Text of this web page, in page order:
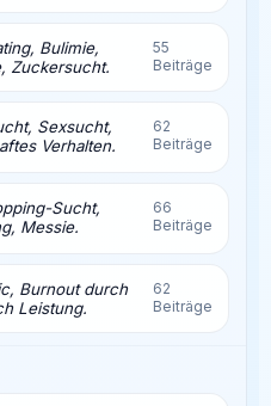
Bulimie,
Zuckersucht.
55
Beiträge
Sexsucht,
Verhalten.
62
Beiträge
Sucht,
Messie.
66
Beiträge
Burnout durch
Leistung.
62
Beiträge